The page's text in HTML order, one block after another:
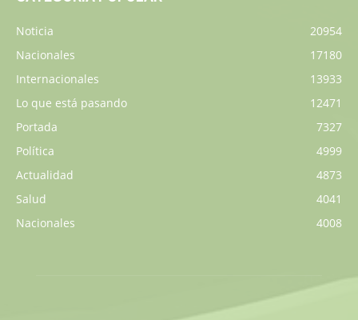
Noticia
20954
Nacionales
17180
Internacionales
13933
Lo que está pasando
12471
Portada
7327
Política
4999
Actualidad
4873
Salud
4041
Nacionales
4008